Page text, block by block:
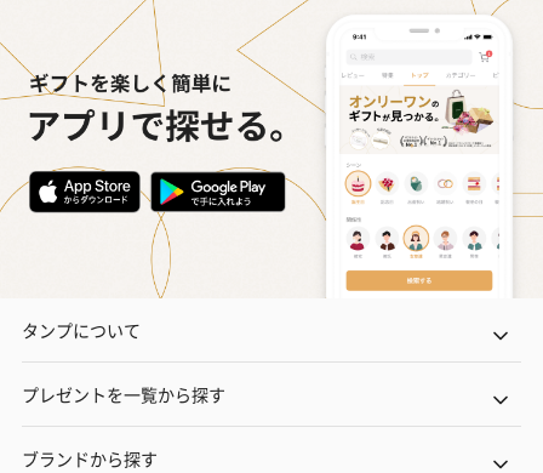
タンプについて
プレゼントを一覧から探す
ブランドから探す